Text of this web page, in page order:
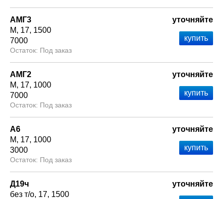
АМГ3
М
17 1500
7000
Под заказ
уточняйте
АМГ2
М
17 1000
7000
Под заказ
уточняйте
А6
М
17 1000
3000
Под заказ
уточняйте
Д19ч
без т/о 17 1500
уточняйте